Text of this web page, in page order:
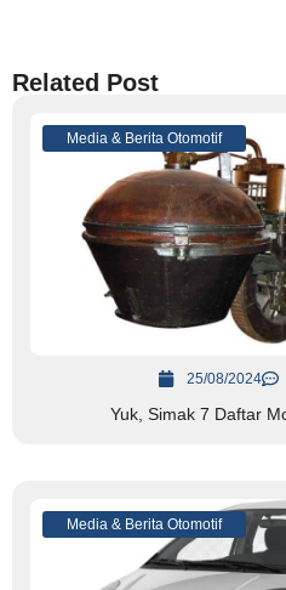
Related Post
Media & Berita Otomotif
25/08/2024
Yuk, Simak 7 Daftar
Media & Berita Otomotif